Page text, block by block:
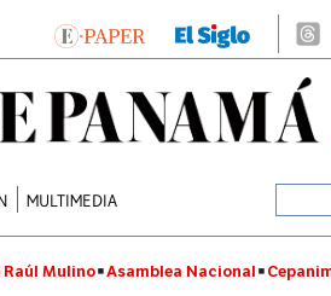
MULTIMEDIA
Raúl Mulino Asamblea Nacional